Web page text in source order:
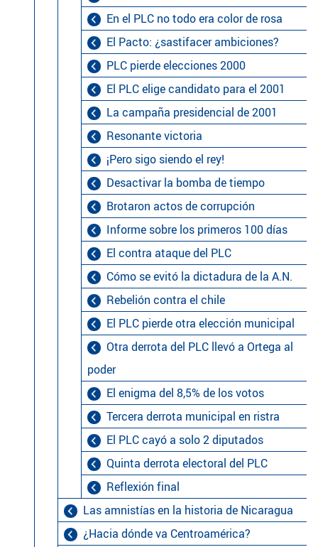
En el PLC no todo era color de rosa
El Pacto: ¿sastifacer ambiciones?
PLC pierde elecciones 2000
El PLC elige candidato para el 2001
La campaña presidencial de 2001
Resonante victoria
¡Pero sigo siendo el rey!
Desactivar la bomba de tiempo
Brotaron actos de corrupción
Informe sobre los primeros 100 días
El contra ataque del PLC
Cómo se evitó la dictadura de la A.N.
Rebelión contra el chile
El PLC pierde otra elección municipal
Otra derrota del PLC llevó a Ortega al
poder
El enigma del 8,5% de los votos
Tercera derrota municipal en ristra
El PLC cayó a solo 2 diputados
Quinta derrota electoral del PLC
Reflexión final
Las amnistías en la historia de Nicaragua
¿Hacia dónde va Centroamérica?